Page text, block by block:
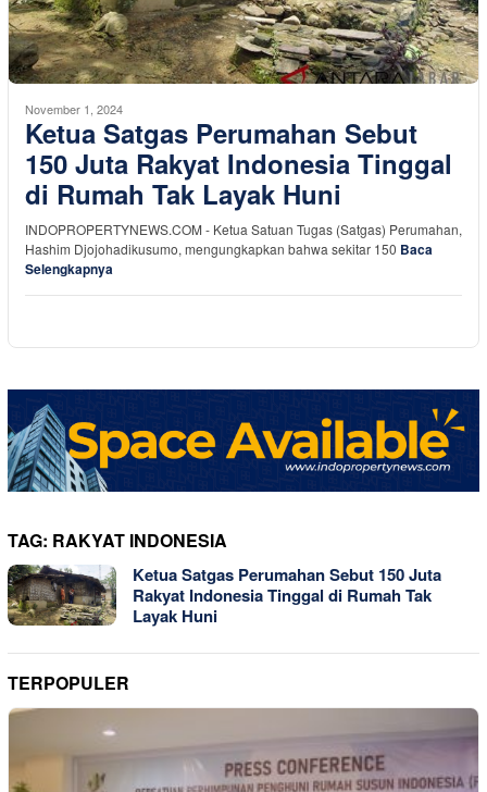
November 1, 2024
Ketua Satgas Perumahan Sebut
150 Juta Rakyat Indonesia Tinggal
di Rumah Tak Layak Huni
INDOPROPERTYNEWS.COM - Ketua Satuan Tugas (Satgas) Perumahan,
Hashim Djojohadikusumo, mengungkapkan bahwa sekitar 150 Baca
Selengkapnya
TAG: RAKYAT INDONESIA
Ketua Satgas Perumahan Sebut 150 Juta
Rakyat Indonesia Tinggal di Rumah Tak
Layak Huni
TERPOPULER